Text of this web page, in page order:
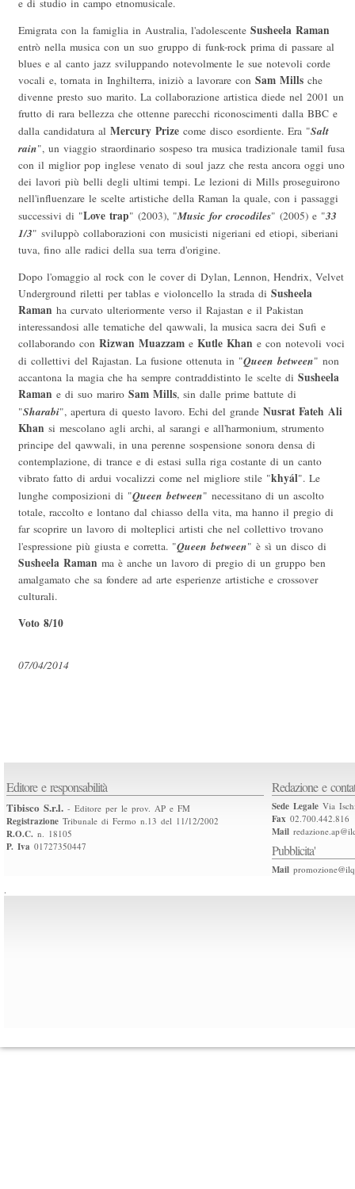
e di studio in campo etnomusicale.
Emigrata con la famiglia in Australia, l'adolescente Susheela Raman
entrò nella musica con un suo gruppo di funk-rock prima di passare al
blues e al canto jazz sviluppando notevolmente le sue notevoli corde
vocali e, tornata in Inghilterra, iniziò a lavorare con Sam Mills che
divenne presto suo marito. La collaborazione artistica diede nel 2001 un
frutto di rara bellezza che ottenne parecchi riconoscimenti dalla BBC e
dalla candidatura al Mercury Prize come disco esordiente. Era "Salt
rain", un viaggio straordinario sospeso tra musica tradizionale tamil fusa
con il miglior pop inglese venato di soul jazz che resta ancora oggi uno
dei lavori più belli degli ultimi tempi. Le lezioni di Mills proseguirono
nell'influenzare le scelte artistiche della Raman la quale, con i passaggi
successivi di "Love trap" (2003), "Music for crocodiles" (2005) e "33
1/3" sviluppò collaborazioni con musicisti nigeriani ed etiopi, siberiani
tuva, fino alle radici della sua terra d'origine.
Dopo l'omaggio al rock con le cover di Dylan, Lennon, Hendrix, Velvet
Underground riletti per tablas e violoncello la strada di Susheela
Raman ha curvato ulteriormente verso il Rajastan e il Pakistan
interessandosi alle tematiche del qawwali, la musica sacra dei Sufi e
collaborando con Rizwan Muazzam e Kutle Khan e con notevoli voci
di collettivi del Rajastan. La fusione ottenuta in "Queen between" non
accantona la magia che ha sempre contraddistinto le scelte di Susheela
Raman e di suo mariro Sam Mills, sin dalle prime battute di
"Sharabi", apertura di questo lavoro. Echi del grande Nusrat Fateh Ali
Khan si mescolano agli archi, al sarangi e all'harmonium, strumento
principe del qawwali, in una perenne sospensione sonora densa di
contemplazione, di trance e di estasi sulla riga costante di un canto
vibrato fatto di ardui vocalizzi come nel migliore stile "khyál". Le
lunghe composizioni di "Queen between" necessitano di un ascolto
totale, raccolto e lontano dal chiasso della vita, ma hanno il pregio di
far scoprire un lavoro di molteplici artisti che nel collettivo trovano
l'espressione più giusta e corretta. "Queen between" è sì un disco di
Susheela Raman ma è anche un lavoro di pregio di un gruppo ben
amalgamato che sa fondere ad arte esperienze artistiche e crossover
culturali.
Voto 8/10
07/04/2014
Editore e responsabilità
Tibisco S.r.l. - Editore per le prov. AP e FM
Registrazione Tribunale di Fermo n.13 del 11/12/2002
R.O.C. n. 18105
P. Iva 01727350447
Redazione e
Sede Legale Via
Fax 02.700.442.816
Mail
Pubblicita'
Mail
.